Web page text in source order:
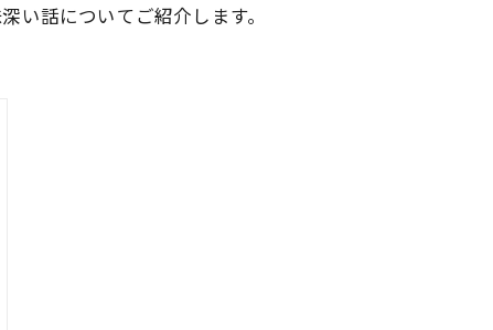
い話についてご紹介します。